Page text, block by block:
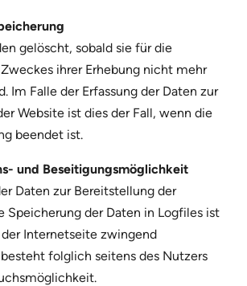
gelöscht, sobald sie für die
ihrer Erhebung nicht mehr
Im Falle der Erfassung der Daten zur
Website ist dies der Fall, wenn die
beendet ist.
und Beseitigungsmöglichkeit
Daten zur Bereitstellung der
Speicherung der Daten in Logfiles ist
Internetseite zwingend
folglich seitens des Nutzers